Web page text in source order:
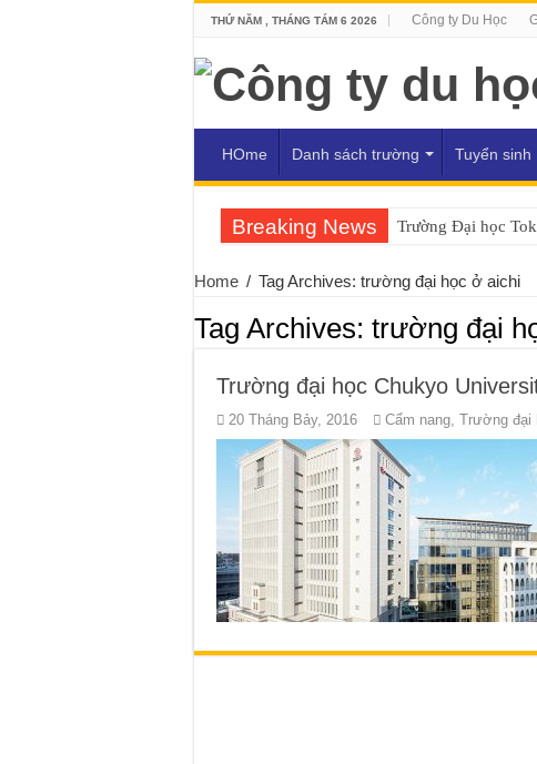
THỨ NĂM , THÁNG TÁM 6 2026 Công ty Du Học
HOme Danh sách trường Tuyển sinh
Breaking News Trường Đại học
Home / Tag Archives: trường đại học ở aichi
Tag Archives: trường đại
Trường đại học Chukyo
20 Tháng Bảy, 2016 Cẩm nang, Trường đại